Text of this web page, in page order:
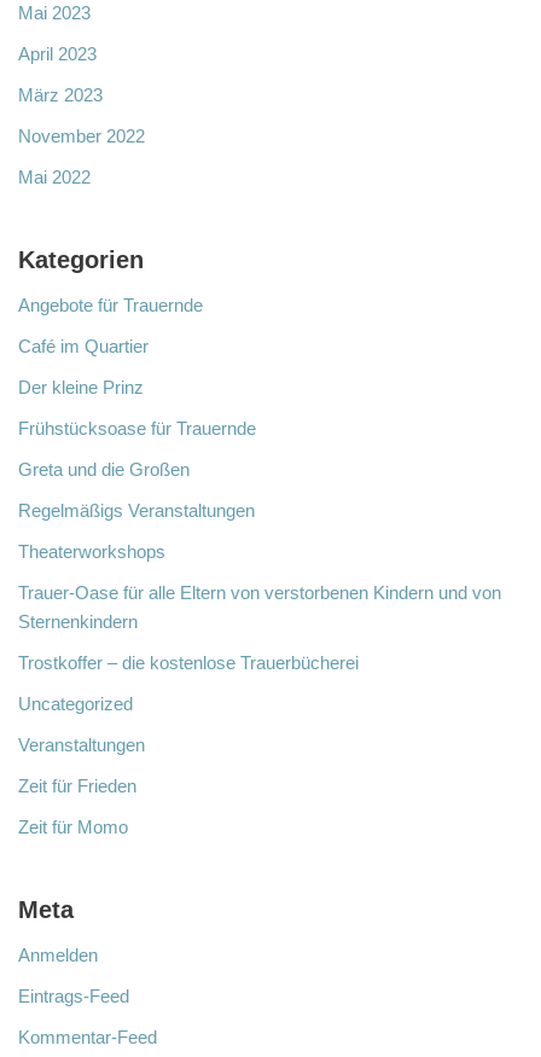
Mai 2023
April 2023
März 2023
November 2022
Mai 2022
Kategorien
Angebote für Trauernde
Café im Quartier
Der kleine Prinz
Frühstücksoase für Trauernde
Greta und die Großen
Regelmäßigs Veranstaltungen
Theaterworkshops
Trauer-Oase für alle Eltern von verstorbenen Kindern und von
Sternenkindern
Trostkoffer – die kostenlose Trauerbücherei
Uncategorized
Veranstaltungen
Zeit für Frieden
Zeit für Momo
Meta
Anmelden
Eintrags-Feed
Kommentar-Feed